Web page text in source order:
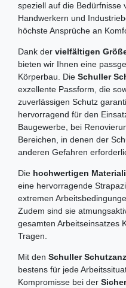
speziell auf die Bedürfnisse
Handwerkern und
höchste Ansprüche an
Dank der vielfältigen
bieten wir Ihnen eine
Körperbau. Die Schuller
exzellente Passform, die
zuverlässigen Schutz
hervorragend für den
Baugewerbe, bei
Bereichen, in denen der
anderen Gefahren
Die hochwertigen
eine hervorragende
extremen
Zudem sind sie
gesamten Arbeitseinsatzes
Tragen.
Mit den Schuller
bestens für jede
Kompromisse bei der